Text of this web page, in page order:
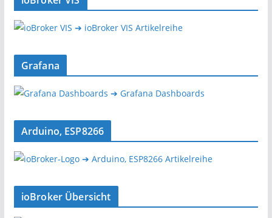
➔ ioBroker VIS Artikelreihe
Grafana
➔ Grafana Dashboards
Arduino, ESP8266
➔ Arduino, ESP8266 Artikelreihe
ioBroker Übersicht